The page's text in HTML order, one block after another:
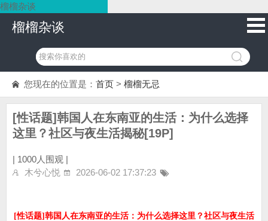
榴榴杂谈
榴榴杂谈
您现在的位置是： 首页 > 榴榴无忌
[性话题]韩国人在东南亚的生活：为什么选择
这里？社区与夜生活揭秘[19P]
| 1000人围观 |
木兮心悦
2026-06-02 17:37:23
[性话题]韩国人在东南亚的生活：为什么选择这里？社区与夜生活